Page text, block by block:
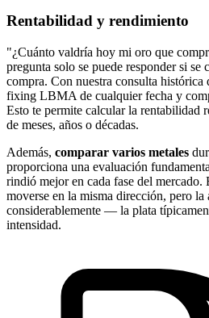
Rentabilidad y rendimiento
"¿Cuánto valdría hoy mi oro que
pregunta solo se puede responder si se
compra. Con nuestra consulta histórica
fixing LBMA de cualquier fecha y
Esto te permite calcular la rentabilidad
de meses, años o décadas.
Además, comparar varios metales
proporciona una evaluación
rindió mejor en cada fase del mercado.
moverse en la misma dirección, pero
considerablemente — la plata
intensidad.